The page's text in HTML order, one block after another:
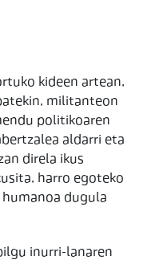
kideen artean,
militanteon
politikoaren
aldarri eta
direla ikus
harro egoteko
dugula
inurri-lanaren